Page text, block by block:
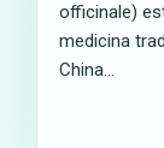
officinale)
medicina
China...